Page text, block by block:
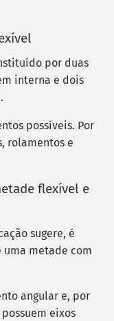
por duas
interna e dois
possíveis. Por
rolamentos e
flexível e
sugere, é
metade com
angular e, por
eixos